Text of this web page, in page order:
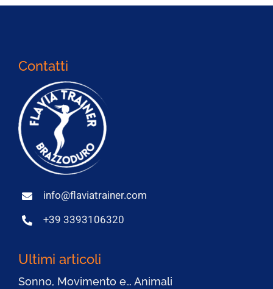
Contatti
info@flaviatrainer.com
+39 3393106320
Ultimi articoli
Sonno, Movimento e… Animali